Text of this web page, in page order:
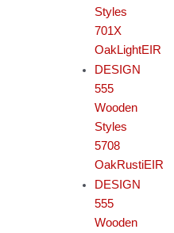
Styles
701X
OakLightEIR
DESIGN
555
Wooden
Styles
5708
OakRustiEIR
DESIGN
555
Wooden